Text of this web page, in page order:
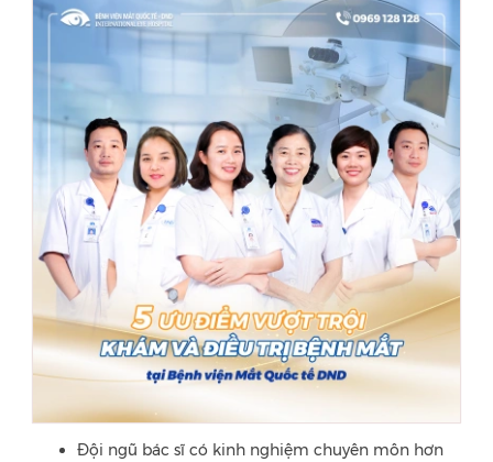
Đội ngũ bác sĩ có kinh nghiệm chuyên môn hơn